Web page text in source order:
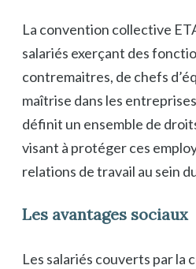
La convention collective
salariés exerçant des
contremaitres, de chefs
maîtrise dans les
définit un ensemble de
visant à protéger ces
relations de travail au sein
Les avantages sociaux
Les salariés couverts par la